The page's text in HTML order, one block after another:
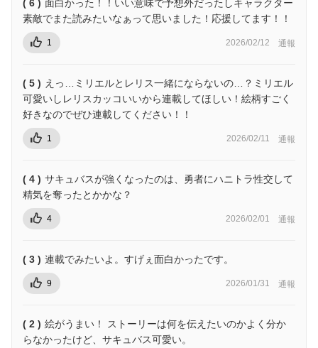
( 6 ) 面白かった！！いい意味で予想外だったしキャラクター
素敵でまた読みたいなぁって思いました！応援してます！！
1 2026/02/12 通報
( 5 ) えっ…ミリエルとレリス一緒にならないの…？ミリエル
可愛いしレリスカッコいいから連載してほしい！絵柄すごく
好きなのでぜひ連載してください！！
1 2026/02/11 通報
( 4 ) サキュバスが強くなったのは、勇者にハニトラ性交して
精気を奪ったとかかな？
4 2026/02/01 通報
( 3 ) 連載でみたいよ。すげぇ面白かったです。
9 2026/01/31 通報
( 2 ) 絵がうまい！ ストーリーは何を伝えたいのかよく分か
らなかったけど、サキュバス可愛い。